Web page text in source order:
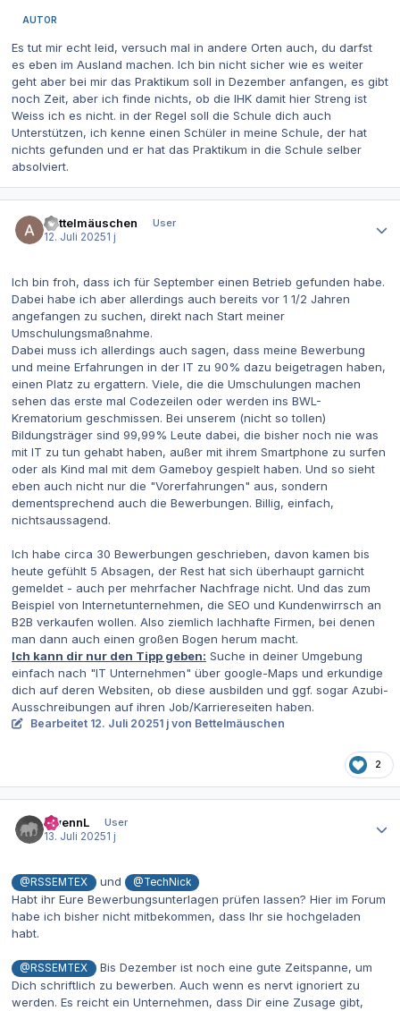
AUTOR
Es tut mir echt leid, versuch mal in andere Orten auch, du darfst
es eben im Ausland machen. Ich bin nicht sicher wie es weiter
geht aber bei mir das Praktikum soll in Dezember anfangen, es gibt
noch Zeit, aber ich finde nichts, ob die IHK damit hier Streng ist
Weiss ich es nicht. in der Regel soll die Schule dich auch
Unterstützen, ich kenne einen Schüler in meine Schule, der hat
nichts gefunden und er hat das Praktikum in die Schule selber
absolviert.
Bettelmäuschen
User
12. Juli 20251 j
Ich bin froh, dass ich für September einen Betrieb gefunden habe.
Dabei habe ich aber allerdings auch bereits vor 1 1/2 Jahren
angefangen zu suchen, direkt nach Start meiner
Umschulungsmaßnahme.
Dabei muss ich allerdings auch sagen, dass meine Bewerbung
und meine Erfahrungen in der IT zu 90% dazu beigetragen haben,
einen Platz zu ergattern. Viele, die die Umschulungen machen
sehen das erste mal Codezeilen oder werden ins BWL-
Krematorium geschmissen. Bei unserem (nicht so tollen)
Bildungsträger sind 99,99% Leute dabei, die bisher noch nie was
mit IT zu tun gehabt haben, außer mit ihrem Smartphone zu surfen
oder als Kind mal mit dem Gameboy gespielt haben. Und so sieht
eben auch nicht nur die "Vorerfahrungen" aus, sondern
dementsprechend auch die Bewerbungen. Billig, einfach,
nichtsaussagend.
Ich habe circa 30 Bewerbungen geschrieben, davon kamen bis
heute gefühlt 5 Absagen, der Rest hat sich überhaupt garnicht
gemeldet - auch per mehrfacher Nachfrage nicht. Und das zum
Beispiel von Internetunternehmen, die SEO und Kundenwirrsch an
B2B verkaufen wollen. Also ziemlich lachhafte Firmen, bei denen
man dann auch einen großen Bogen herum macht.
Ich kann dir nur den Tipp geben: Suche in deiner Umgebung
einfach nach "IT Unternehmen" über google-Maps und erkundige
dich auf deren Websiten, ob diese ausbilden und ggf. sogar Azubi-
Ausschreibungen auf ihren Job/Karriereseiten haben.
Bearbeitet 12. Juli 20251 j von Bettelmäuschen
2
ZwennL
User
13. Juli 20251 j
@RSSEMTEX und @TechNick
Habt ihr Eure Bewerbungsunterlagen prüfen lassen? Hier im Forum
habe ich bisher nicht mitbekommen, dass Ihr sie hochgeladen
habt.
@RSSEMTEX
Bis Dezember ist noch eine gute Zeitspanne, um
Dich schriftlich zu bewerben. Auch wenn es nervt ignoriert zu
werden. Es reicht ein Unternehmen, dass Dir eine Zusage gibt,